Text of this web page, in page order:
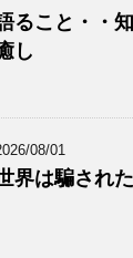
ること・・
し
08/01
界は騙され